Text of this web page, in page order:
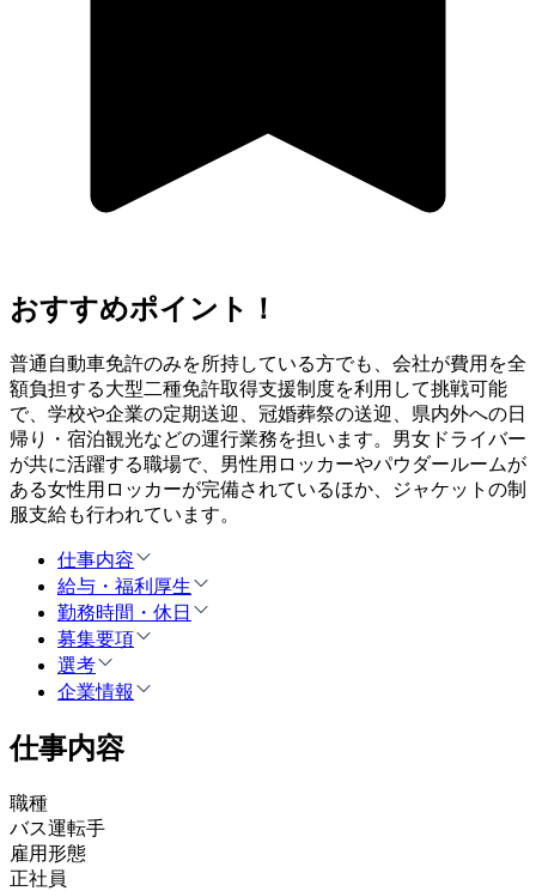
おすすめポイント！
普通自動車免許のみを所持している方でも、会社が費用を全
額負担する大型二種免許取得支援制度を利用して挑戦可能
で、学校や企業の定期送迎、冠婚葬祭の送迎、県内外への日
帰り・宿泊観光などの運行業務を担います。男女ドライバー
が共に活躍する職場で、男性用ロッカーやパウダールームが
ある女性用ロッカーが完備されているほか、ジャケットの制
服支給も行われています。
仕事内容
給与・福利厚生
勤務時間・休日
募集要項
選考
企業情報
仕事内容
職種
バス運転手
雇用形態
正社員